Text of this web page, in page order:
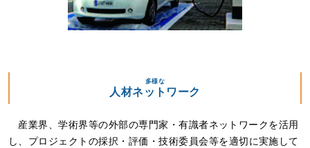
多様な
人材ネットワーク
産業界、学術界等の外部の専門家・有識者ネットワークを活用
し、プロジェクトの採択・評価・技術委員会等を適切に実施して